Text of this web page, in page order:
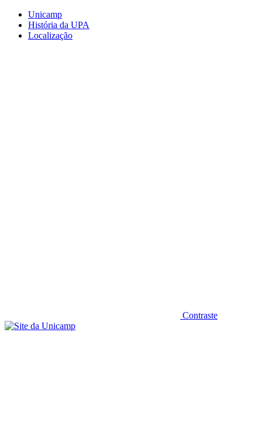
Conteúdo principal
Unicamp
História da UPA
Localização
Contraste